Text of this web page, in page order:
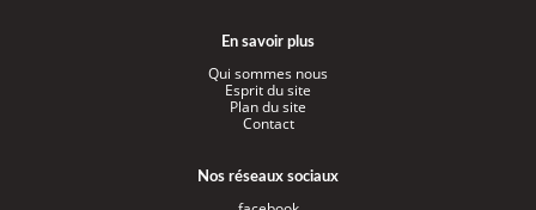
En savoir plus
Qui sommes nous
Esprit du site
Plan du site
Contact
Nos réseaux sociaux